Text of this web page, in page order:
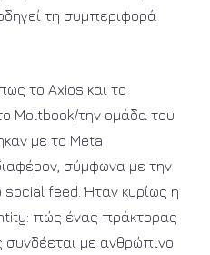
τη συμπεριφορά
το Axios και το
Moltbook/την ομάδα του
με το Meta
σύμφωνα με την
social feed. Ήταν κυρίως η
πώς ένας πράκτορας
συνδέεται με ανθρώπινο